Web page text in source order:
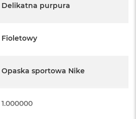
Delikatna purpura
Fioletowy
Opaska sportowa Nike
1.000000